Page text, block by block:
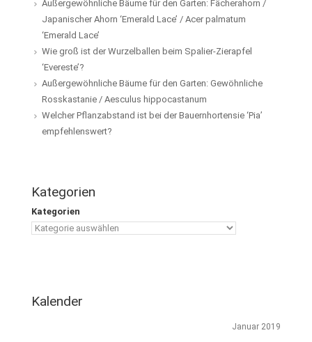
Außergewöhnliche Bäume für den Garten: Fächerahorn /
Japanischer Ahorn ‘Emerald Lace’ / Acer palmatum
‘Emerald Lace’
Wie groß ist der Wurzelballen beim Spalier-Zierapfel
‘Evereste’?
Außergewöhnliche Bäume für den Garten: Gewöhnliche
Rosskastanie / Aesculus hippocastanum
Welcher Pflanzabstand ist bei der Bauernhortensie ‘Pia’
empfehlenswert?
Kategorien
Kategorien
Kalender
Januar 2019